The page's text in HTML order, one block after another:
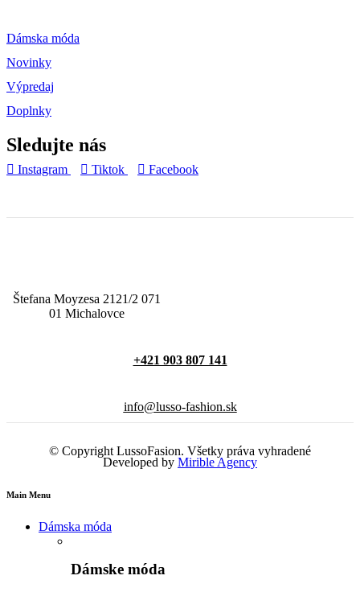
Dámska móda
Novinky
Výpredaj
Doplnky
Sledujte nás
Instagram Tiktok Facebook
Štefana Moyzesa 2121/2 071
01 Michalovce
+421 903 807 141
info@lusso-fashion.sk
© Copyright LussoFasion. Všetky práva vyhradené
Developed by Mirible Agency
Main Menu
Dámska móda
Dámske móda